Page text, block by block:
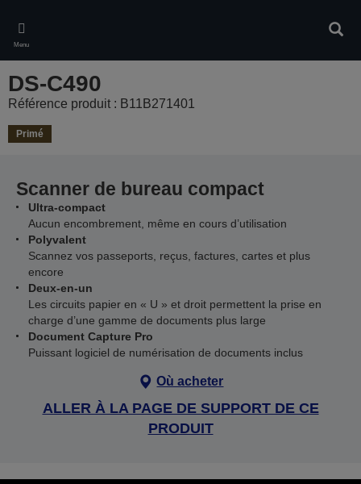
main
content
Menu
DS-C490
Référence produit : B11B271401
Primé
Scanner de bureau compact
Ultra-compact
Aucun encombrement, même en cours d’utilisation
Polyvalent
Scannez vos passeports, reçus, factures, cartes et plus
encore
Deux-en-un
Les circuits papier en « U » et droit permettent la prise en
charge d’une gamme de documents plus large
Document Capture Pro
Puissant logiciel de numérisation de documents inclus
Où acheter
ALLER À LA PAGE DE SUPPORT DE CE
PRODUIT